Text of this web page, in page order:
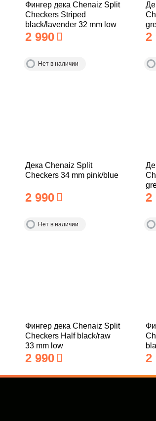
Фингер дека Chenaiz Split
Checkers Striped
black/lavender 32 mm low
2 990 2
Нет в наличии
Дека Chenaiz Split
Checkers 34 mm pink/blue
2 990 2
Нет в наличии
Фингер дека Chenaiz Split
Checkers Half black/raw
33 mm low
2 990 2